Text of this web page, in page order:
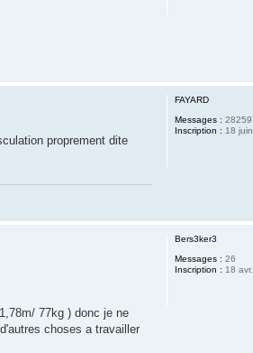
FAYARD
Messages : 28259
Inscription : 18
proprement dite
Bers3ker3
Messages : 26
Inscription : 18
77kg ) donc je ne
choses a travailler